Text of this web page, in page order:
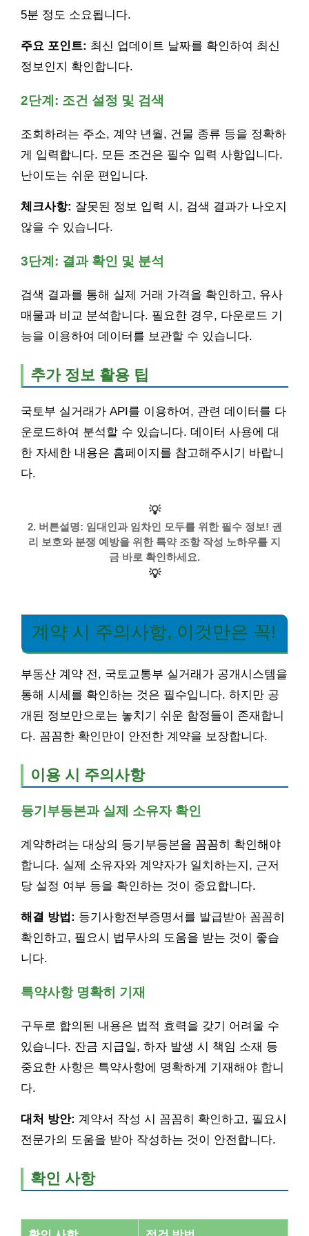
5분 정도 소요됩니다.
주요 포인트: 최신 업데이트 날짜를 확인하여 최신
정보인지 확인합니다.
2단계: 조건 설정 및 검색
조회하려는 주소, 계약 년월, 건물 종류 등을 정확하
게 입력합니다. 모든 조건은 필수 입력 사항입니다.
난이도는 쉬운 편입니다.
체크사항: 잘못된 정보 입력 시, 검색 결과가 나오지
않을 수 있습니다.
3단계: 결과 확인 및 분석
검색 결과를 통해 실제 거래 가격을 확인하고, 유사
매물과 비교 분석합니다. 필요한 경우, 다운로드 기
능을 이용하여 데이터를 보관할 수 있습니다.
추가 정보 활용 팁
국토부 실거래가 API를 이용하여, 관련 데이터를 다
운로드하여 분석할 수 있습니다. 데이터 사용에 대
한 자세한 내용은 홈페이지를 참고해주시기 바랍니
다.
💡
2. 버튼설명: 임대인과 임차인 모두를 위한 필수 정보! 권
리 보호와 분쟁 예방을 위한 특약 조항 작성 노하우를 지
금 바로 확인하세요.
💡
계약 시 주의사항, 이것만은 꼭!
부동산 계약 전, 국토교통부 실거래가 공개시스템을
통해 시세를 확인하는 것은 필수입니다. 하지만 공
개된 정보만으로는 놓치기 쉬운 함정들이 존재합니
다. 꼼꼼한 확인만이 안전한 계약을 보장합니다.
이용 시 주의사항
등기부등본과 실제 소유자 확인
계약하려는 대상의 등기부등본을 꼼꼼히 확인해야
합니다. 실제 소유자와 계약자가 일치하는지, 근저
당 설정 여부 등을 확인하는 것이 중요합니다.
해결 방법: 등기사항전부증명서를 발급받아 꼼꼼히
확인하고, 필요시 법무사의 도움을 받는 것이 좋습
니다.
특약사항 명확히 기재
구두로 합의된 내용은 법적 효력을 갖기 어려울 수
있습니다. 잔금 지급일, 하자 발생 시 책임 소재 등
중요한 사항은 특약사항에 명확하게 기재해야 합니
다.
대처 방안: 계약서 작성 시 꼼꼼히 확인하고, 필요시
전문가의 도움을 받아 작성하는 것이 안전합니다.
확인 사항